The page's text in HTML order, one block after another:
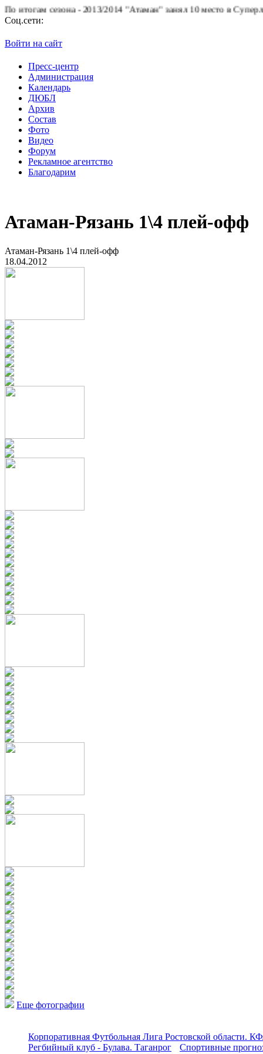
сезона - 2013/2014 "Атаман" занял 10 место в Суперлиге.
Соц.сети:
Войти на сайт
Пресс-центр
Администрация
Календарь
ДЮБЛ
Архив
Состав
Фото
Видео
Форум
Рекламное агентство
Благодарим
Атаман-Рязань 1\4 плей-офф
Атаман-Рязань 1\4 плей-офф
18.04.2012
Еще фотографии
Корпоративная Футбольная Лига Ростовской области.
Регбийный клуб - Булава. Таганрог
Спортивные